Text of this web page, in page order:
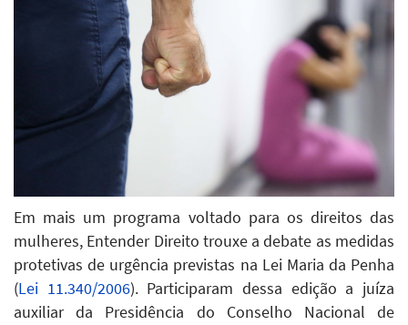
mail
Em mais um programa voltado para os direitos das
mulheres, Entender Direito trouxe a debate as medidas
protetivas de urgência previstas na Lei Maria da Penha
(Lei 11.340/2006). Participaram dessa edição a juíza
auxiliar da Presidência do Conselho Nacional de